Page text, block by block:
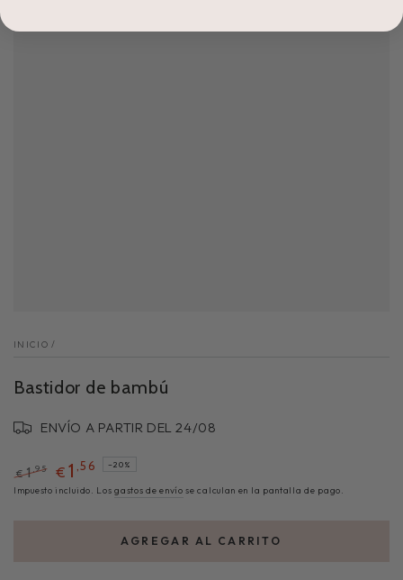
INICIO /
Bastidor de bambú
ENVÍO A PARTIR DEL 24/08
€ 1 ,95 € 1 ,56 –20%
Impuesto incluido. Losgastos de envío se calculan en la pantalla de pago.
AGREGAR AL CARRITO